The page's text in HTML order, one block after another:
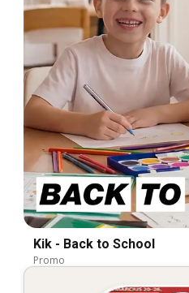
Kik - Back to School
Promo